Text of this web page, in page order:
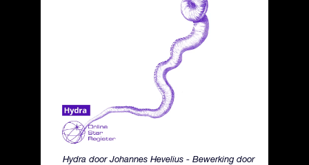
Hydra door Johannes Hevelius - Bewerking door